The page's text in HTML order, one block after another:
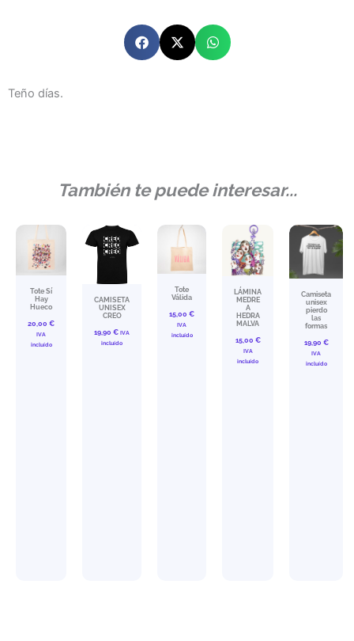
Teño días.
También te puede interesar...
Tote Sí
Hay
Hueco
20,00 €
IVA
incluído
CAMISETA
UNISEX
CREO
19,90 € IVA
incluído
Tote
Válida
15,00 €
IVA
incluído
LÁMINA
MEDRE
A
HEDRA
MALVA
15,00 €
IVA
incluído
Camiseta
unisex
pierdo
las
formas
19,90 €
IVA
incluído